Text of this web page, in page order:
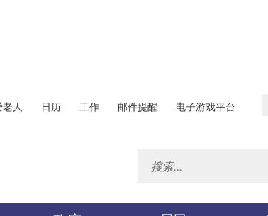
老人 日历 工作 邮件提醒 电子游戏平台